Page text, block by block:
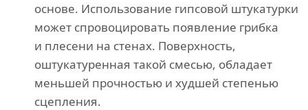
основе. Использование гипсовой штукатурки
может спровоцировать появление грибка
и плесени на стенах. Поверхность,
оштукатуренная такой смесью, обладает
меньшей прочностью и худшей степенью
сцепления.